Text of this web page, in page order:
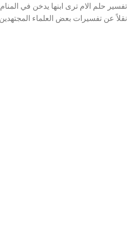
تفسير حلم الام ترى ابنها يدخن في
نقلاً عن تفسيرات بعض العلماء